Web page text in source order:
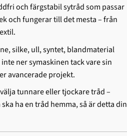
och färgstabil sytråd som passar
och fungerar till det mesta – från
silke, ull, syntet, blandmaterial
ner symaskinen tack vare sin
avancerade projekt.
tunnare eller tjockare tråd –
ha en tråd hemma, så är detta din